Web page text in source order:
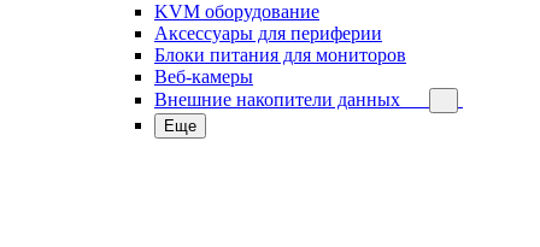
KVM оборудование
Аксессуары для периферии
Блоки питания для мониторов
Веб-камеры
Внешние накопители данных
Еще